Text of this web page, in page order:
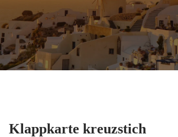
Klappkarte kreuzstich